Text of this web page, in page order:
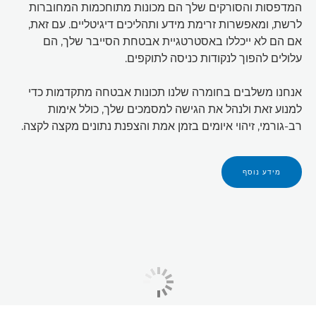
המדפסות והסורקים שלך הם מכונות מתוחכמות המחוברות
לרשת, ומאפשרות זרימת מידע ותהליכים דיגיטליים. עם זאת,
אם הם לא ייכללו באסטרטגיית אבטחת הסייבר שלך, הם
עלולים להפוך לנקודות כניסה לתוקפים.
אנחנו משלבים בחומרה שלנו תכונות אבטחה מתקדמות כדי
למנוע זאת ולנהל את הגישה למסמכים שלך, כולל אימות
רב-גורמי, זיהוי איומים בזמן אמת והצפנת נתונים מקצה לקצה.
מידע נוסף